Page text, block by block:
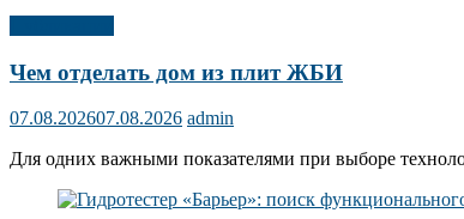
Чем отделать дом из плит ЖБИ
07.08.202607.08.2026 admin
Для одних важными показателями при выборе